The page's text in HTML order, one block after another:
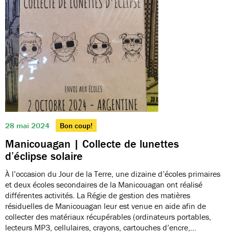
28 mai 2024 Bon coup!
Manicouagan | Collecte de lunettes
d’éclipse solaire
À l’occasion du Jour de la Terre, une dizaine d’écoles primaires
et deux écoles secondaires de la Manicouagan ont réalisé
différentes activités. La Régie de gestion des matières
résiduelles de Manicouagan leur est venue en aide afin de
collecter des matériaux récupérables (ordinateurs portables,
lecteurs MP3, cellulaires, crayons, cartouches d’encre,…